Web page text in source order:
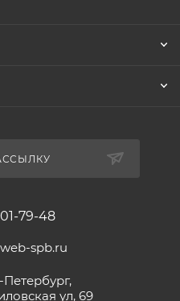
79-48
spb.ru
Петербург,
ул, 69